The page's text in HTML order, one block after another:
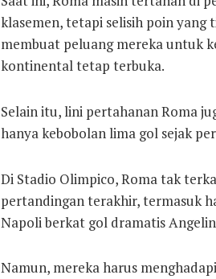
klasemen, tetapi selisih poin yang
membuat peluang mereka untuk
kontinental tetap terbuka.
Selain itu, lini pertahanan Roma
hanya kebobolan lima gol sejak
Di Stadio Olimpico, Roma tak
pertandingan terakhir, termasuk
Napoli berkat gol dramatis
Namun, mereka harus